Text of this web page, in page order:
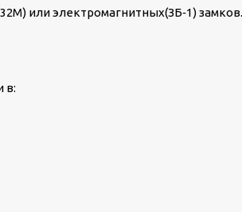
или электромагнитных(ЗБ‑1) замков.
в: